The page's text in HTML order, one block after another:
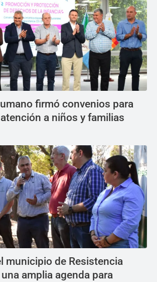
firmó convenios para
a niños y familias
municipio de Resistencia
amplia agenda para